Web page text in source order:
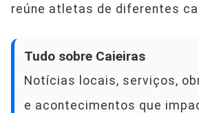
reúne atletas de diferentes
Tudo sobre Caieiras
Notícias locais, serviços,
e acontecimentos que